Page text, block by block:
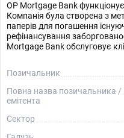
OP Mortgage Bank функціонує
Компанія була створена з
паперів для погашення
рефінансування
Mortgage Bank обслуговує
Позичальник
Повна назва позичальника /
емітента
Сектор